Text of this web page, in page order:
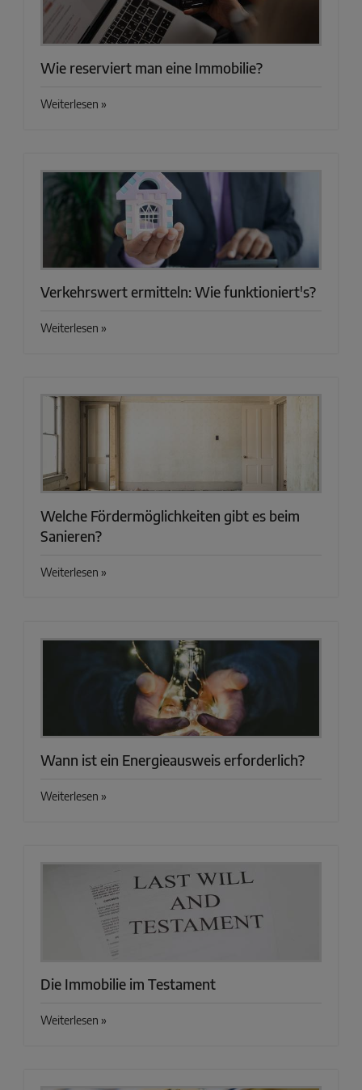
Wie reserviert man eine Immobilie?
Weiterlesen »
Verkehrswert ermitteln: Wie funktioniert's?
Weiterlesen »
Welche Fördermöglichkeiten gibt es beim
Sanieren?
Weiterlesen »
Wann ist ein Energieausweis erforderlich?
Weiterlesen »
Die Immobilie im Testament
Weiterlesen »